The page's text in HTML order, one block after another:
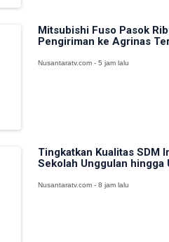
Mitsubishi Fuso Pasok
Pengiriman ke Agrinas
Nusantaratv.com - 5 jam lalu
Tingkatkan Kualitas SDM
Sekolah Unggulan hingga
Nusantaratv.com - 8 jam lalu